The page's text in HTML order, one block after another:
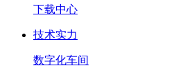
下载中心
技术实力
数字化车间